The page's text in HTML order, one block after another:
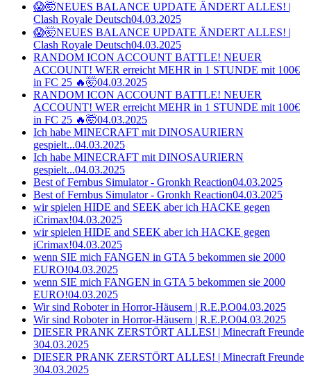
😱🤯NEUES BALANCE UPDATE ÄNDERT ALLES! |
Clash Royale Deutsch04.03.2025
😱🤯NEUES BALANCE UPDATE ÄNDERT ALLES! |
Clash Royale Deutsch04.03.2025
RANDOM ICON ACCOUNT BATTLE! NEUER
ACCOUNT! WER erreicht MEHR in 1 STUNDE mit 100€
in FC 25 🔥🤯04.03.2025
RANDOM ICON ACCOUNT BATTLE! NEUER
ACCOUNT! WER erreicht MEHR in 1 STUNDE mit 100€
in FC 25 🔥🤯04.03.2025
Ich habe MINECRAFT mit DINOSAURIERN
gespielt...04.03.2025
Ich habe MINECRAFT mit DINOSAURIERN
gespielt...04.03.2025
Best of Fernbus Simulator - Gronkh Reaction04.03.2025
Best of Fernbus Simulator - Gronkh Reaction04.03.2025
wir spielen HIDE and SEEK aber ich HACKE gegen
iCrimax!04.03.2025
wir spielen HIDE and SEEK aber ich HACKE gegen
iCrimax!04.03.2025
wenn SIE mich FANGEN in GTA 5 bekommen sie 2000
EURO!04.03.2025
wenn SIE mich FANGEN in GTA 5 bekommen sie 2000
EURO!04.03.2025
Wir sind Roboter in Horror-Häusern | R.E.P.O04.03.2025
Wir sind Roboter in Horror-Häusern | R.E.P.O04.03.2025
DIESER PRANK ZERSTÖRT ALLES! | Minecraft Freunde
304.03.2025
DIESER PRANK ZERSTÖRT ALLES! | Minecraft Freunde
304.03.2025